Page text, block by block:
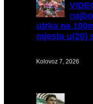
utrka na
mjesta u(20)
Kolovoz 7, 2026